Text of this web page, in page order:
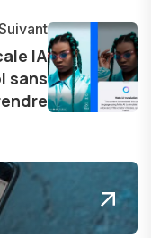
IA
sans